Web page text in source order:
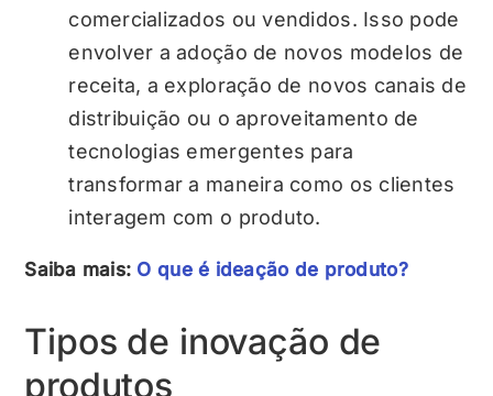
comercializados ou vendidos. Isso pode
envolver a adoção de novos modelos de
receita, a exploração de novos canais de
distribuição ou o aproveitamento de
tecnologias emergentes para
transformar a maneira como os clientes
interagem com o produto.
Saiba mais: O que é ideação de produto?
Tipos de inovação de
produtos